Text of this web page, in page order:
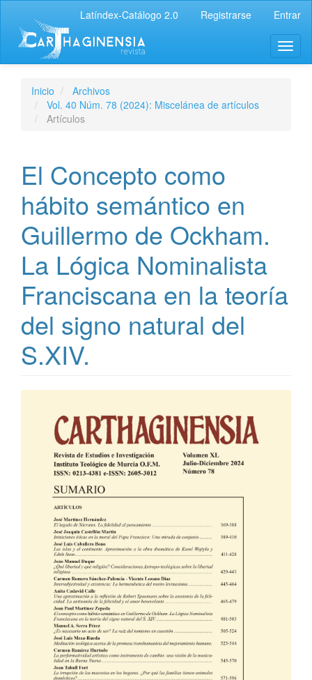
Latíndex-Catálogo 2.0 Registrarse Entrar
Inicio
Archivos
Vol. 40 Núm. 78 (2024): Miscelánea de artículos
Artículos
El Concepto como
hábito semántico en
Guillermo de Ockham.
La Lógica Nominalista
Franciscana en la teoría
del signo natural del
S.XIV.